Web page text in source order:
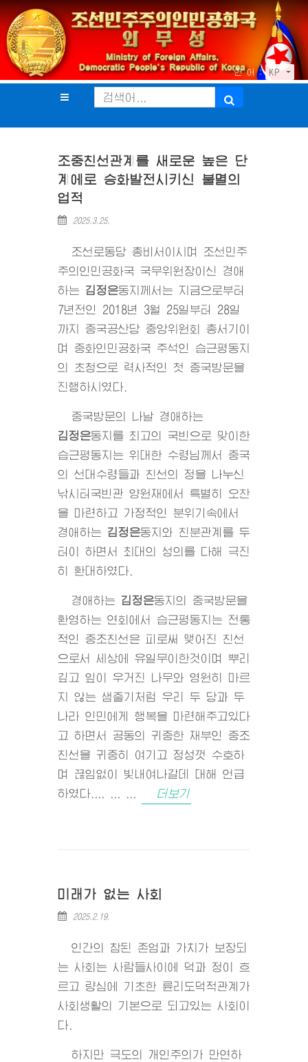
언 어 : KP
조중친선관계를 새로운 높은 단
계에로 승화발전시키신 불멸의
업적
2025.3.25.
조선로동당 총비서이시며 조선민주
주의인민공화국 국무위원장이신 경애
하는 김정은동지 께서는 지금으로부터
7년전인 2018년 3월 25일부터 28일
까지 중국공산당 중앙위원회 총서기이
며 중화인민공화국 주석인 습근평동지
의 초청으로 력사적인 첫 중국방문을
진행하시였다.
중국방문의 나날 경애하는
김정은동지 를 최고의 국빈으로 맞이한
습근평동지는 위대한 수령님께서 중국
의 선대수령들과 친선의 정을 나누신
낚시터국빈관 양원재에서 특별히 오찬
을 마련하고 가정적인 분위기속에서
경애하는 김정은동지 와 친분관계를 두
터이 하면서 최대의 성의를 다해 극진
히 환대하였다.
경애하는 김정은동지 의 중국방문을
환영하는 연회에서 습근평동지는 전통
적인 중조친선은 피로써 맺어진 친선
으로서 세상에 유일무이한것이며 뿌리
깊고 잎이 우거진 나무와 영원히 마르
지 않는 샘줄기처럼 우리 두 당과 두
나라 인민에게 행복을 마련해주고있다
고 하면서 공동의 귀중한 재부인 중조
친선을 귀중히 여기고 정성껏 수호하
며 끊임없이 빛내여나갈데 대해 언급
하였다.... ... ...
더보기
미래가 없는 사회
2025.2.19.
인간의 참된 존엄과 가치가 보장되
는 사회는 사람들사이에 덕과 정이 흐
르고 량심에 기초한 륜리도덕적관계가
사회생활의 기본으로 되고있는 사회이
다.
하지만 극도의 개인주의가 만연하